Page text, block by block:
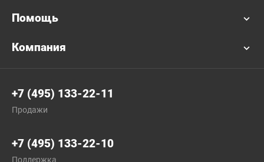
Помощь
Компания
+7 (495) 133-22-11
Продажи
+7 (495) 133-22-10
Поддержка